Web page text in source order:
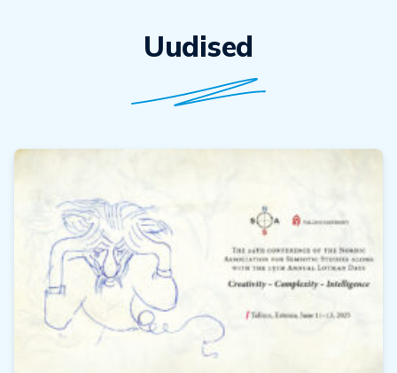
Uudised